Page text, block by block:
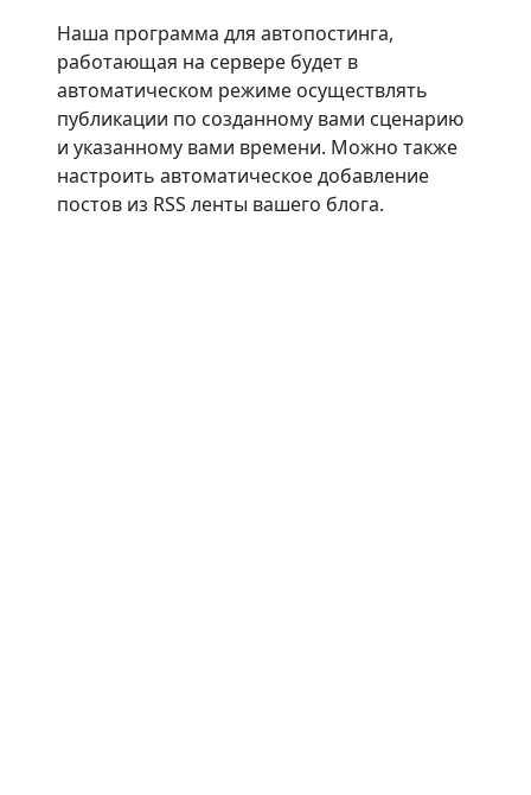
Наша программа для автопостинга,
работающая на сервере будет в
автоматическом режиме осуществлять
публикации по созданному вами сценарию
и указанному вами времени. Можно также
настроить автоматическое добавление
постов из RSS ленты вашего блога.